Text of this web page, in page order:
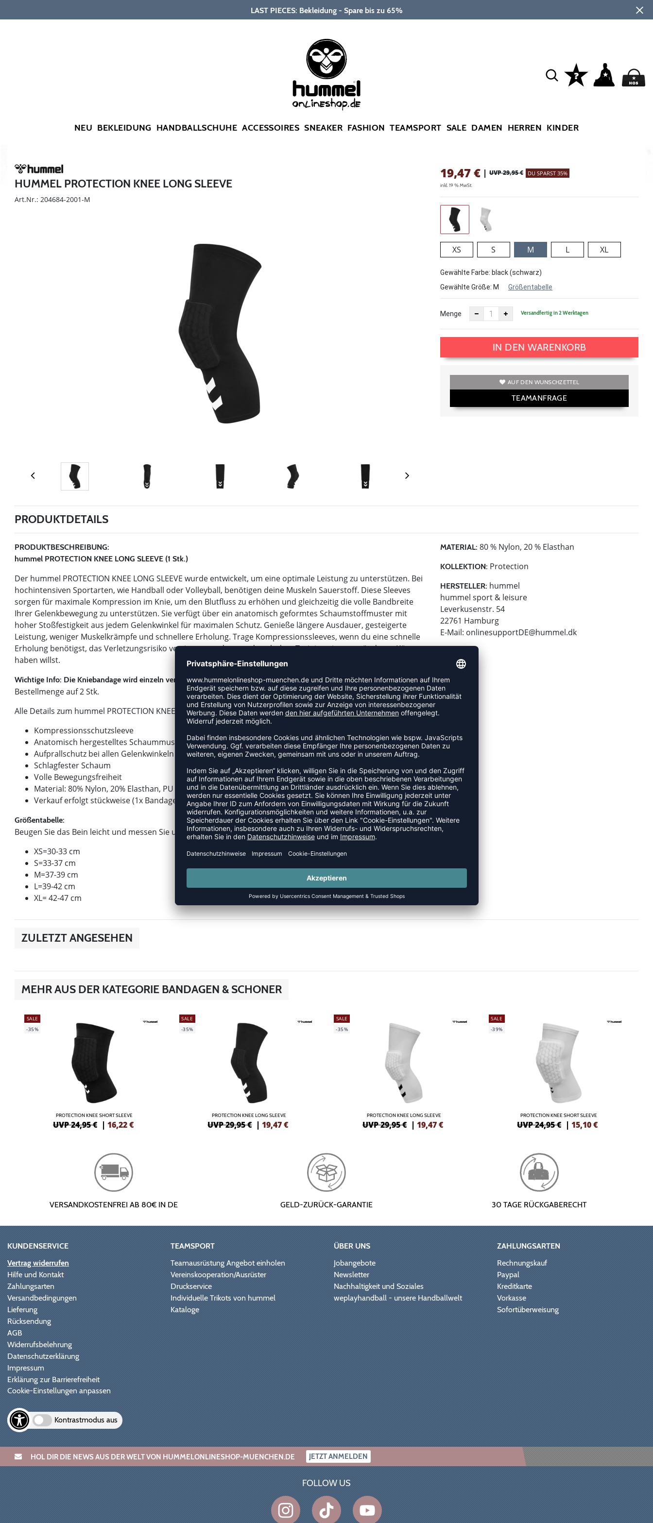
LAST PIECES: Bekleidung - Spare bis zu 65%
NEU BEKLEIDUNG HANDBALLSCHUHE ACCESSOIRES SNEAKER FASHION TEAMSPORT SALE DAMEN HERREN KINDER
HUMMEL PROTECTION KNEE LONG SLEEVE
Art.Nr.: 204684-2001-M
19,47€ | UVP 29,95 € DU SPARST 35%
inkl. 19 % MwSt.
XS S M L XL
Gewählte Farbe: black (schwarz)
Gewählte Größe: M Größentabelle
Menge Versandfertig in 2 Werktagen
IN DEN WARENKORB
AUF DEN WUNSCHZETTEL
TEAMANFRAGE
PRODUKTDETAILS
PRODUKTBESCHREIBUNG:
hummel PROTECTION KNEE LONG SLEEVE (1 Stk.)
Der hummel PROTECTION KNEE LONG SLEEVE wurde entwickelt, um eine optimale Leistung zu unterstützen. Bei
hochintensiven Sportarten, wie Handball oder Volleyball, benötigen deine Muskeln Sauerstoff. Diese Sleeves
sorgen für maximale Kompression im Knie, um den Blutfluss zu erhöhen und gleichzeitig die volle Bandbreite
Ihrer Gelenkbewegung zu unterstützen. Sie verfügt über ein anatomisch geformtes Schaumstoffmuster mit
hoher Stoßfestigkeit aus jedem Gelenkwinkel für maximalen Schutz. Genieße längere Ausdauer, gesteigerte
Leistung, weniger Muskelkrämpfe und schnellere Erholung. Trage Kompressionssleeves, wenn du eine schnelle
Erholung benötigst, das Verletzungsrisiko verringern und vor und nach dem Training einen gesünderen Körper
haben willst.
Wichtige Info: Die Kniebandage wird einzeln verkauft (1 Stk.)!Möchtest du beide Knie versorgen, erhöhe die
Bestellmenge auf 2 Stk.
Alle Details zum hummel PROTECTION KNEE LONG SLEEVE:
Kompressionsschutzsleeve
Anatomisch hergestelltes Schaummuster
Aufprallschutz bei allen Gelenkwinkeln
Schlagfester Schaum
Volle Bewegungsfreiheit
Material: 80% Nylon, 20% Elasthan, PU Foam
Verkauf erfolgt stückweise (1x Bandage)
Größentabelle:
Beugen Sie das Bein leicht und messen Sie um die größte Stelle des Knies herum.
XS=30-33 cm
S=33-37 cm
M=37-39 cm
L=39-42 cm
XL= 42-47 cm
MATERIAL: 80 % Nylon, 20 % Elasthan
KOLLEKTION: Protection
HERSTELLER: hummel
hummel sport & leisure
Leverkusenstr. 54
22761 Hamburg
E-Mail: onlinesupportDE@hummel.dk
ZULETZT ANGESEHEN
MEHR AUS DER KATEGORIE BANDAGEN & SCHONER
SALE
-35%
PROTECTION KNEE SHORT SLEEVE
UVP 24,95 € | 16,22€
SALE
-35%
PROTECTION KNEE LONG SLEEVE
UVP 29,95 € |19,47€
SALE
-35%
PROTECTION KNEE LONG SLEEVE
UVP 29,95 € | 19,47€
SALE
-39%
PROTECTION KNEE SHORT SLEEVE
UVP 24,95 € |15,10€
VERSANDKOSTENFREI AB 80€ IN DE GELD-ZURÜCK-GARANTIE 30 TAGE RÜCKGABERECHT
KUNDENSERVICE
Vertrag widerrufen
Hilfe und Kontakt
Zahlungsarten
Versandbedingungen
Lieferung
Rücksendung
AGB
Widerrufsbelehrung
Datenschutzerklärung
Impressum
Erklärung zur Barrierefreiheit
Cookie-Einstellungen anpassen
Kontrastmodus aus
TEAMSPORT
Teamausrüstung Angebot einholen
Vereinskooperation/Ausrüster
Druckservice
Individuelle Trikots von hummel
Kataloge
ÜBER UNS
Jobangebote
Newsletter
Nachhaltigkeit und Soziales
weplayhandball - unsere Handballwelt
ZAHLUNGSARTEN
Rechnungskauf
Paypal
Kreditkarte
Vorkasse
Sofortüberweisung
HOL DIR DIE NEWS AUS DER WELT VON HUMMELONLINESHOP-MUENCHEN.DE JETZT ANMELDEN
FOLLOW US